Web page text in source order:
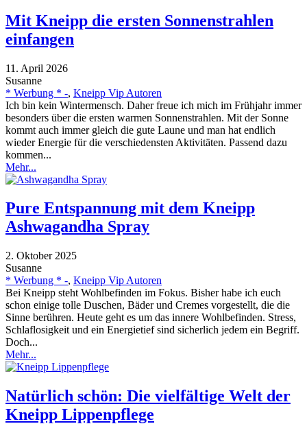
Mit Kneipp die ersten Sonnenstrahlen
einfangen
11. April 2026
Susanne
* Werbung * -, Kneipp Vip Autoren
Ich bin kein Wintermensch. Daher freue ich mich im Frühjahr immer
besonders über die ersten warmen Sonnenstrahlen. Mit der Sonne
kommt auch immer gleich die gute Laune und man hat endlich
wieder Energie für die verschiedensten Aktivitäten. Passend dazu
kommen...
Mehr...
Pure Entspannung mit dem Kneipp
Ashwagandha Spray
2. Oktober 2025
Susanne
* Werbung * -, Kneipp Vip Autoren
Bei Kneipp steht Wohlbefinden im Fokus. Bisher habe ich euch
schon einige tolle Duschen, Bäder und Cremes vorgestellt, die die
Sinne berühren. Heute geht es um das innere Wohlbefinden. Stress,
Schlaflosigkeit und ein Energietief sind sicherlich jedem ein Begriff.
Doch...
Mehr...
Natürlich schön: Die vielfältige Welt der
Kneipp Lippenpflege